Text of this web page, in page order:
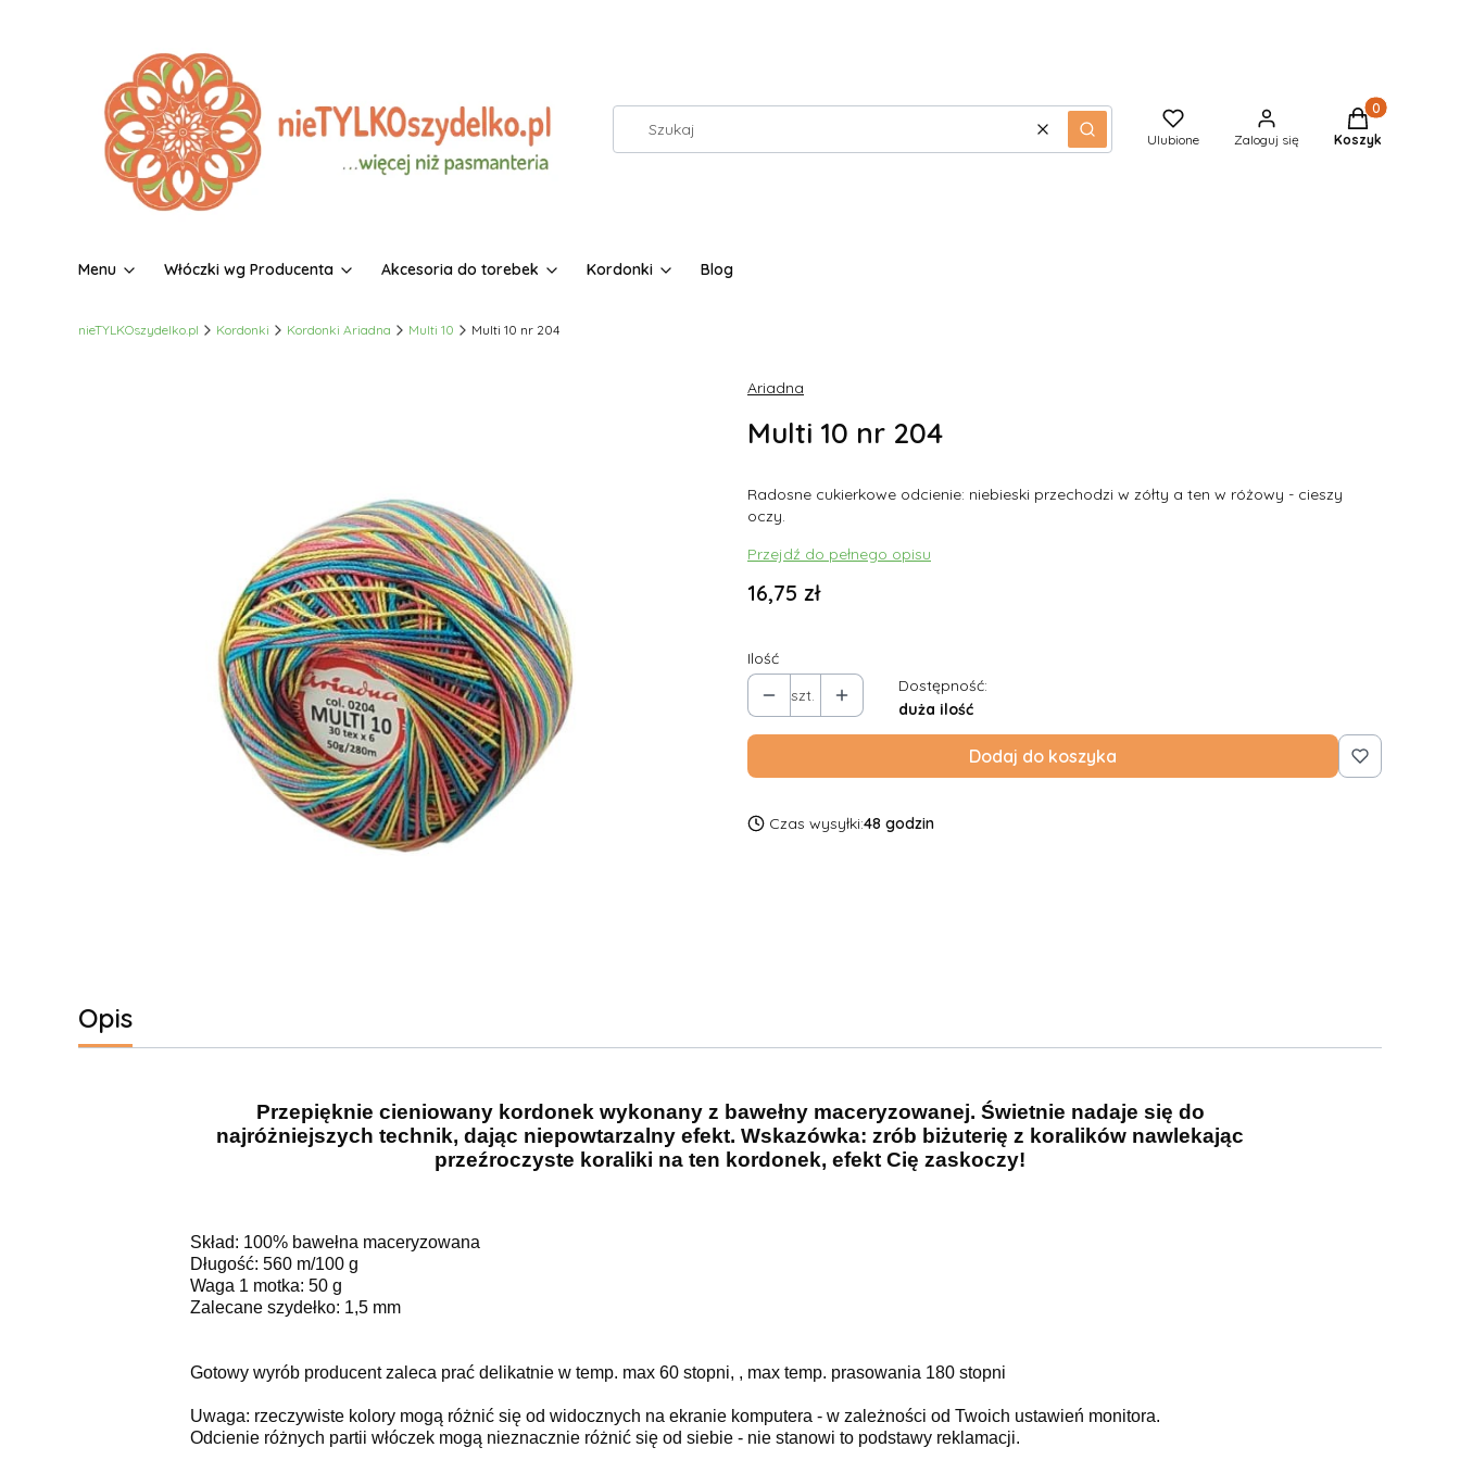
WyczyśćSzukaj Ulubione Zaloguj się
Produkty w
Koszyk
Menu Włóczki wg Producenta Akcesoria do torebek Kordonki Blog
nieTYLKOszydelko.pl Kordonki Kordonki Ariadna Multi 10 Multi 10 nr 204
Ariadna
Multi 10 nr 204
Radosne cukierkowe odcienie: niebieski przechodzi w zółty a ten w różowy - cieszy
oczy.
Przejdź do pełnego opisu
Cena
16,75 zł
Ilość
szt.
Dostępność:
duża ilość
Dodaj do koszyka
Czas wysyłki:48 godzin
Opis
Przepięknie cieniowany kordonek wykonany z bawełny maceryzowanej. Świetnie nadaje się do
najróżniejszych technik, dając niepowtarzalny efekt. Wskazówka: zrób biżuterię z koralików nawlekając
przeźroczyste koraliki na ten kordonek, efekt Cię zaskoczy!
Skład: 100% bawełna maceryzowana
Długość: 560 m/100 g
Waga 1 motka: 50 g
Zalecane szydełko: 1,5 mm
Gotowy wyrób producent zaleca prać delikatnie w temp. max 60 stopni, , max temp. prasowania 180 stopni
Uwaga: rzeczywiste kolory mogą różnić się od widocznych na ekranie komputera - w zależności od Twoich ustawień monitora.
Odcienie różnych partii włóczek mogą nieznacznie różnić się od siebie - nie stanowi to podstawy reklamacji.